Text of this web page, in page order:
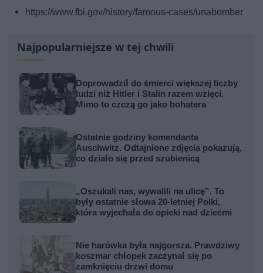
https://www.fbi.gov/history/famous-cases/unabomber
Najpopularniejsze w tej chwili
Doprowadził do śmierci większej liczby
ludzi niż Hitler i Stalin razem wzięci.
Mimo to czczą go jako bohatera
Ostatnie godziny komendanta
Auschwitz. Odtajnione zdjęcia pokazują,
co działo się przed szubienicą
„Oszukali nas, wywalili na ulicę”. To
były ostatnie słowa 20-letniej Polki,
która wyjechała do opieki nad dziećmi
Nie harówka była najgorsza. Prawdziwy
koszmar chłopek zaczynał się po
zamknięciu drzwi domu